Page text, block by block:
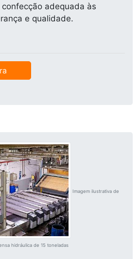
adequada às
e qualidade.
Imagem ilustrativa de
hidráulica de 15 toneladas